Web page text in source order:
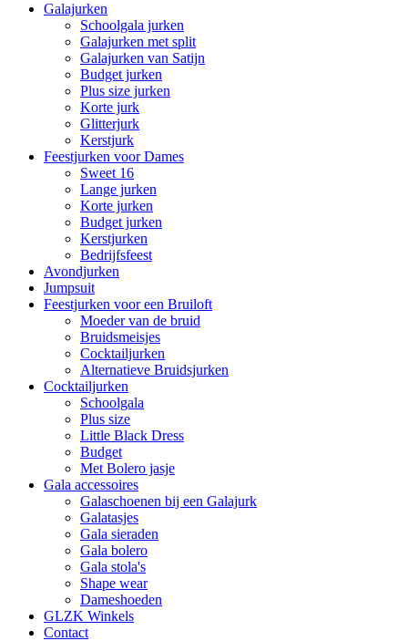
Galajurken
Schoolgala jurken
Galajurken met split
Galajurken van Satijn
Budget jurken
Plus size jurken
Korte jurk
Glitterjurk
Kerstjurk
Feestjurken voor Dames
Sweet 16
Lange jurken
Korte jurken
Budget jurken
Kerstjurken
Bedrijfsfeest
Avondjurken
Jumpsuit
Feestjurken voor een Bruiloft
Moeder van de bruid
Bruidsmeisjes
Cocktailjurken
Alternatieve Bruidsjurken
Cocktailjurken
Schoolgala
Plus size
Little Black Dress
Budget
Met Bolero jasje
Gala accessoires
Galaschoenen bij een Galajurk
Galatasjes
Gala sieraden
Gala bolero
Gala stola's
Shape wear
Dameshoeden
GLZK Winkels
Contact